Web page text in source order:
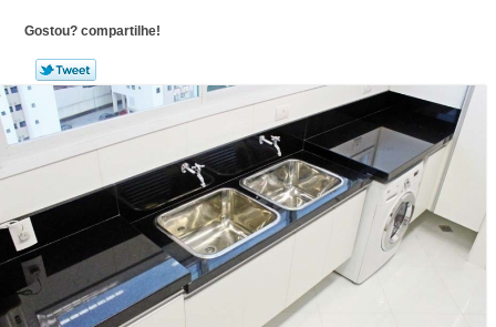
Gostou? compartilhe!